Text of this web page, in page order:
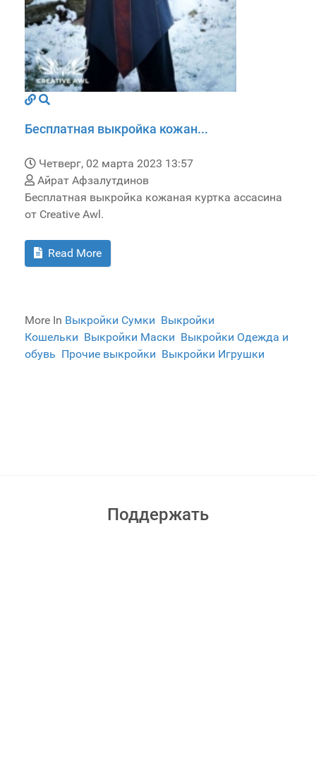
Бесплатная выкройка кожан...
Четверг, 02 марта 2023 13:57
Айрат Афзалутдинов
Бесплатная выкройка кожаная куртка ассасина
от Creative Awl.
Read More
More In Выкройки Сумки Выкройки
Кошельки Выкройки Маски Выкройки Одежда и
обувь Прочие выкройки Выкройки Игрушки
Поддержать